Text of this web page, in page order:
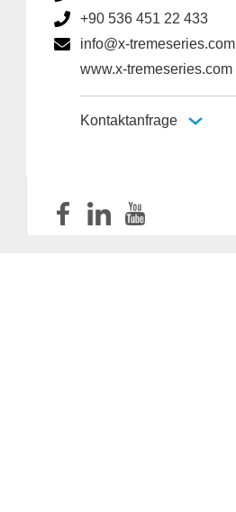
+90 536 451 22 433
info@x-tremeseries.com
www.x-tremeseries.com
Kontaktanfrage